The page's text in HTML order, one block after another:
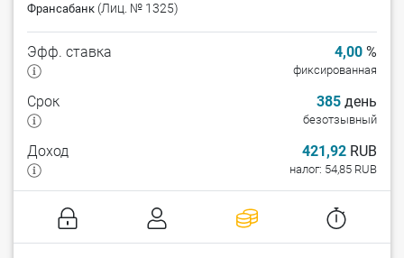
Франсабанк (Лиц. № 1325)
Эфф. ставка 4,00 %
фиксированная
Срок 385 день
безотзывный
Доход 421,92 RUB
налог: 54,85 RUB